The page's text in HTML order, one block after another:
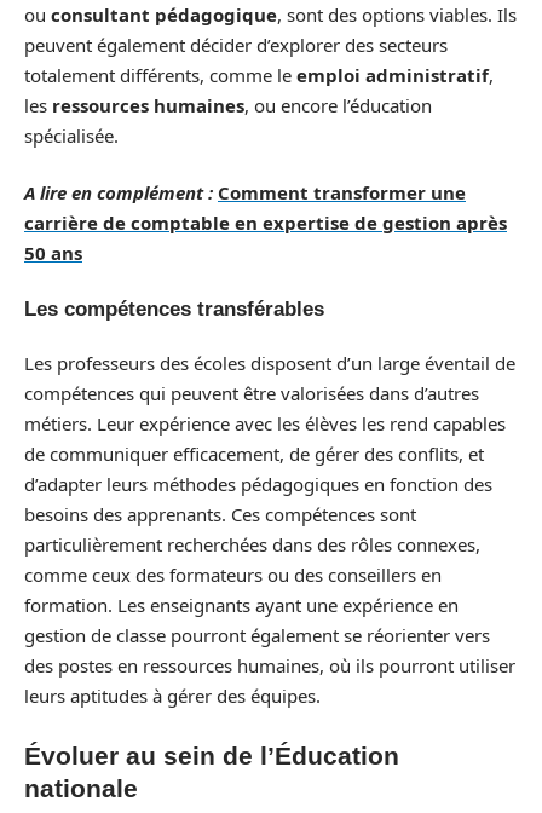
ou consultant pédagogique, sont des options viables. Ils
peuvent également décider d’explorer des secteurs
totalement différents, comme le emploi administratif,
les ressources humaines, ou encore l’éducation
spécialisée.
A lire en complément : Comment transformer une
carrière de comptable en expertise de gestion après
50 ans
Les compétences transférables
Les professeurs des écoles disposent d’un large éventail de
compétences qui peuvent être valorisées dans d’autres
métiers. Leur expérience avec les élèves les rend capables
de communiquer efficacement, de gérer des conflits, et
d’adapter leurs méthodes pédagogiques en fonction des
besoins des apprenants. Ces compétences sont
particulièrement recherchées dans des rôles connexes,
comme ceux des formateurs ou des conseillers en
formation. Les enseignants ayant une expérience en
gestion de classe pourront également se réorienter vers
des postes en ressources humaines, où ils pourront utiliser
leurs aptitudes à gérer des équipes.
Évoluer au sein de l’Éducation
nationale